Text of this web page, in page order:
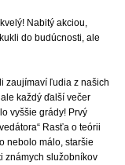
Nabitý akciou,
do budúcnosti, ale
zaujímaví ľudia z našich
každý ďalší večer
vyššie grády! Prvý
Rasťa o teórii
nebolo málo, staršie
známych služobníkov